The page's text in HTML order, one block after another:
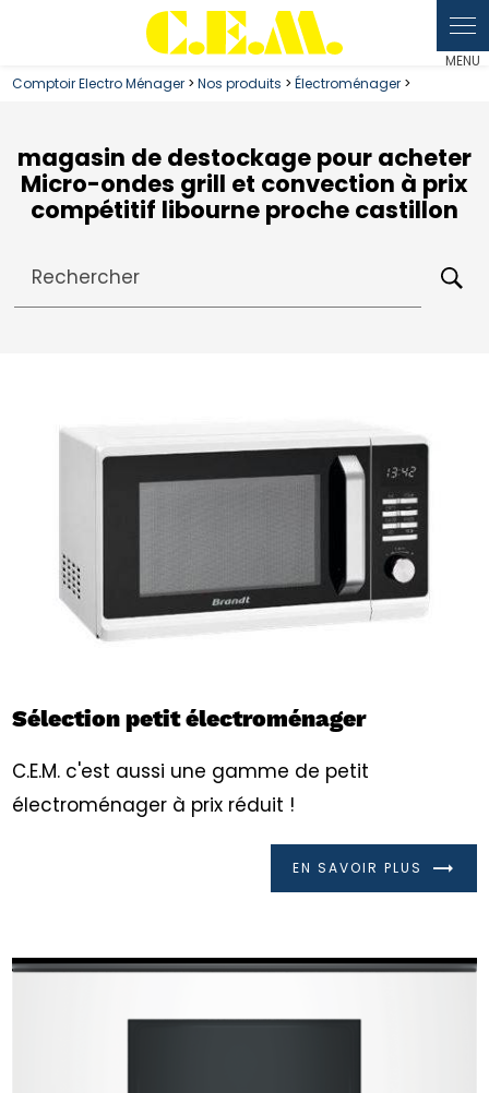
Comptoir Electro Ménager >Nos produits >Électroménager >
magasin de destockage pour acheter
Micro-ondes grill et convection à prix
compétitif libourne proche castillon
Rechercher
Sélection petit électroménager
C.E.M. c'est aussi une gamme de petit
électroménager à prix réduit !
EN SAVOIR PLUS
Panneau de gestion des cookies